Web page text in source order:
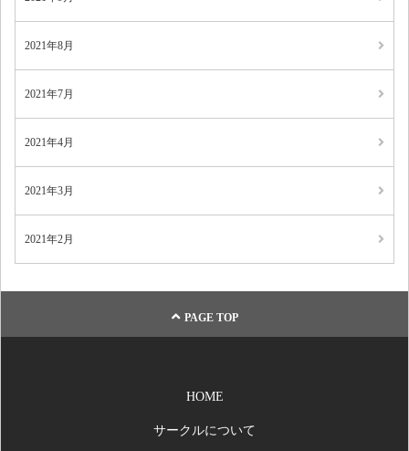
2021年8月
2021年7月
2021年4月
2021年3月
2021年2月
PAGE TOP
HOME
サークルについて